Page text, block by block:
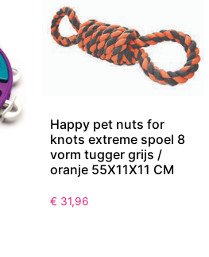
Happy pet nuts for
knots extreme spoel 8
vorm tugger grijs /
oranje 55X11X11 CM
€ 31,96